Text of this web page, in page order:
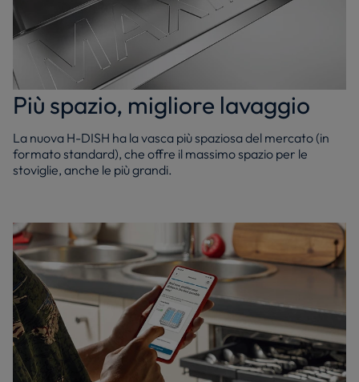
Più spazio, migliore lavaggio
La nuova H-DISH ha la vasca più spaziosa del mercato (in
formato standard), che offre il massimo spazio per le
stoviglie, anche le più grandi.